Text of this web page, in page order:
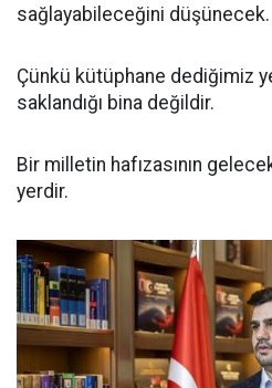
sağlayabileceğini düşünecek.
Çünkü kütüphane dediğimiz
saklandığı bina değildir.
Bir milletin hafızasının
yerdir.